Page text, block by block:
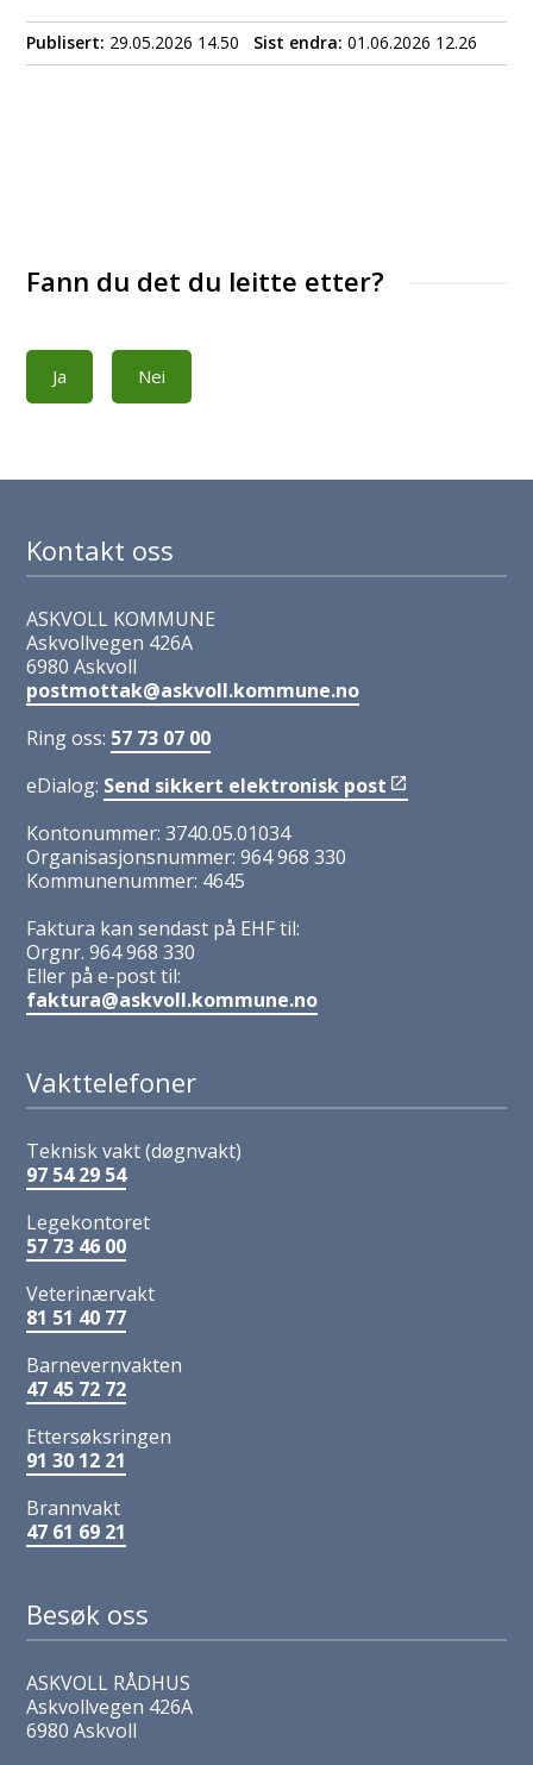
Publisert 29.05.2026 14.50 Sist endra 01.06.2026 12.26
Fann du det du leitte etter?
Ja Nei
Kontakt oss
ASKVOLL KOMMUNE
Askvollvegen 426A
6980 Askvoll
postmottak@askvoll.kommune.no
Ring oss: 57 73 07 00
eDialog: Send sikkert elektronisk post
Kontonummer: 3740.05.01034
Organisasjonsnummer: 964 968 330
Kommunenummer: 4645
Faktura kan sendast på EHF til:
Orgnr. 964 968 330
Eller på e-post til:
faktura@askvoll.kommune.no
Vakttelefoner
Teknisk vakt (døgnvakt)
97 54 29 54
Legekontoret
57 73 46 00
Veterinærvakt
81 51 40 77
Barnevernvakten
47 45 72 72
Ettersøksringen
91 30 12 21
Brannvakt
47 61 69 21
Besøk oss
ASKVOLL RÅDHUS
Askvollvegen 426A
6980 Askvoll